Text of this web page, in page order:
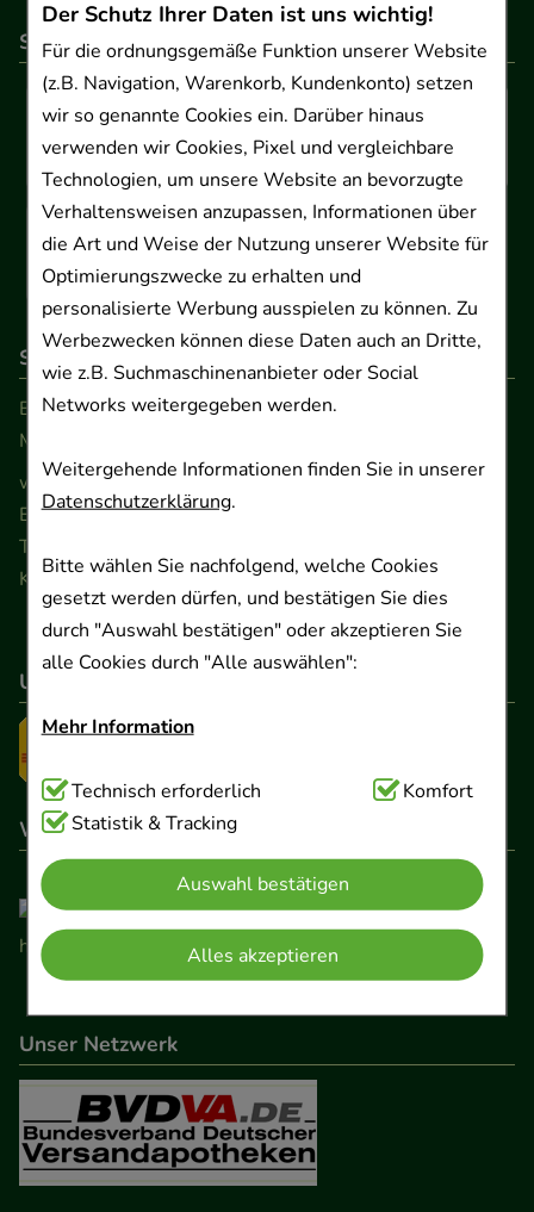
Der Schutz Ihrer Daten ist uns wichtig!
Für die ordnungsgemäße Funktion unserer Website
(z.B. Navigation, Warenkorb, Kundenkonto) setzen
wir so genannte Cookies ein. Darüber hinaus
verwenden wir Cookies, Pixel und vergleichbare
Technologien, um unsere Website an bevorzugte
Verhaltensweisen anzupassen, Informationen über
die Art und Weise der Nutzung unserer Website für
Optimierungszwecke zu erhalten und
personalisierte Werbung ausspielen zu können. Zu
Werbezwecken können diese Daten auch an Dritte,
wie z.B. Suchmaschinenanbieter oder Social
Networks weitergegeben werden.
Weitergehende Informationen finden Sie in unserer
Datenschutzerklärung.
Bitte wählen Sie nachfolgend, welche Cookies
gesetzt werden dürfen, und bestätigen Sie dies
durch "Auswahl bestätigen" oder akzeptieren Sie
alle Cookies durch "Alle auswählen":
Mehr Information
Technisch Notwendig:Hierbei handelt es sich um
Cookies, die für die Grundfunktionen unserer
Website notwendig sind (z.B. Navigation,
Warenkorb, Kundenkonto), weshalb auf diese nicht
verzichtet werden kann.
Komfort:Diese Cookies werden genutzt um das
Einkaufserlebnis noch ansprechender zu gestalten,
beispielsweise für die Wiedererkennung des
Besuchers oder unsere Seite an bevorzugte
Verhaltensweisen (z.B. Spracheinstellung)
anzupassen. Komfort-Cookies ermöglichen es uns
auch auf Ihre Bedürfnisse zugeschrittene Inhalte
Technisch erforderlich
Komfort
Statistik & Tracking
Auswahl bestätigen
Alles akzeptieren
So können Sie bezahlen
So erreichen Sie uns
Beratung und Kundenservice:
Montag - Freitag von 9.00 bis 17.00 Uhr
www.ApoSalis.de· E-Mail:info@ApoSalis.de
Ernst-August-Platz 2 · 30159 Hannover
Telefon 0511 89 71 80 0 · Fax 0511 89 71 80 11
Kontaktformular
Unser Versanddienstleister
Wir sind hier gelistet
Unser Netzwerk